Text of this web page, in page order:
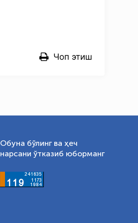
Чоп этиш
Обуна бўлинг ва ҳеч
нарсани ўтказиб юборманг